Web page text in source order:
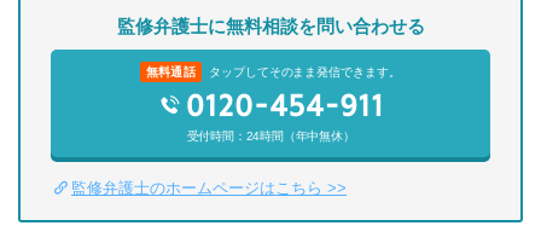
監修弁護士に無料相談を問い合わせる
無料通話 タップしてそのまま発信できます。
受付時間：24時間（年中無休）
監修弁護士のホームページはこちら >>